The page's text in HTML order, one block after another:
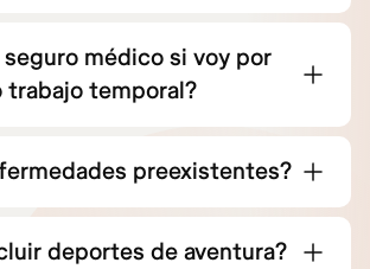
médico si voy por
trabajo temporal?
preexistentes?
deportes de aventura?